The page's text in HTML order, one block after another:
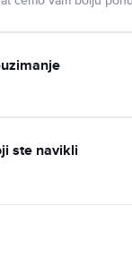
ste navikli